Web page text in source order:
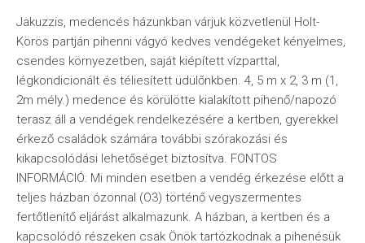
Jakuzzis, medencés házunkban várjuk közvetlenül Holt-
Körös partján pihenni vágyó kedves vendégeket kényelmes,
csendes környezetben, saját kiépített vízparttal,
légkondicionált és téliesített üdülőnkben. 4, 5 m x 2, 3 m (1,
2m mély.) medence és körülötte kialakított pihenő/napozó
terasz áll a vendégek rendelkezésére a kertben, gyerekkel
érkező családok számára további szórakozási és
kikapcsolódási lehetőséget biztosítva. FONTOS
INFORMÁCIÓ: Mi minden esetben a vendég érkezése előtt a
teljes házban ózonnal (O3) történő vegyszermentes
fertőtlenítő eljárást alkalmazunk. A házban, a kertben és a
kapcsolódó részeken csak Önök tartózkodnak a pihenésük